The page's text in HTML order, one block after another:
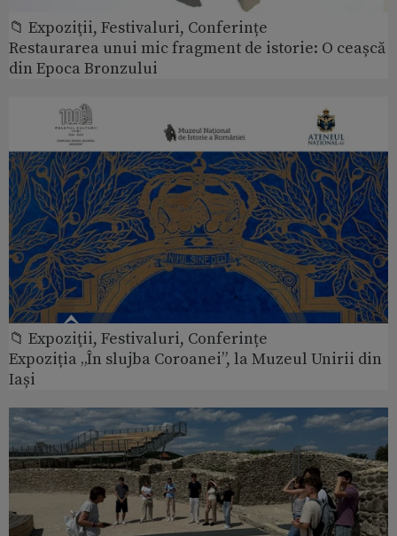
📁 Expoziţii, Festivaluri, Conferințe
Restaurarea unui mic fragment de istorie: O ceașcă
din Epoca Bronzului
📁 Expoziţii, Festivaluri, Conferințe
Expoziția „În slujba Coroanei”, la Muzeul Unirii din
Iași